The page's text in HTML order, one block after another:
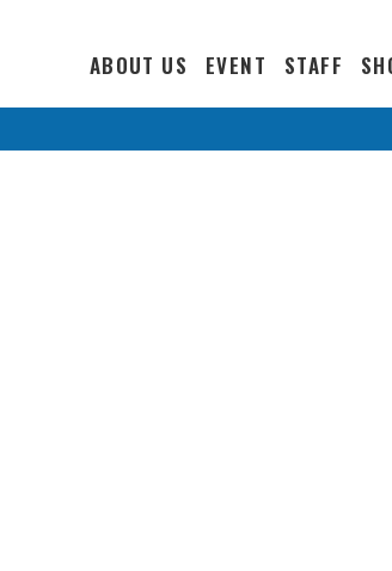
ABOUT US EVENT STAFF